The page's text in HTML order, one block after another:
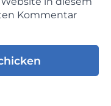
Kommentar